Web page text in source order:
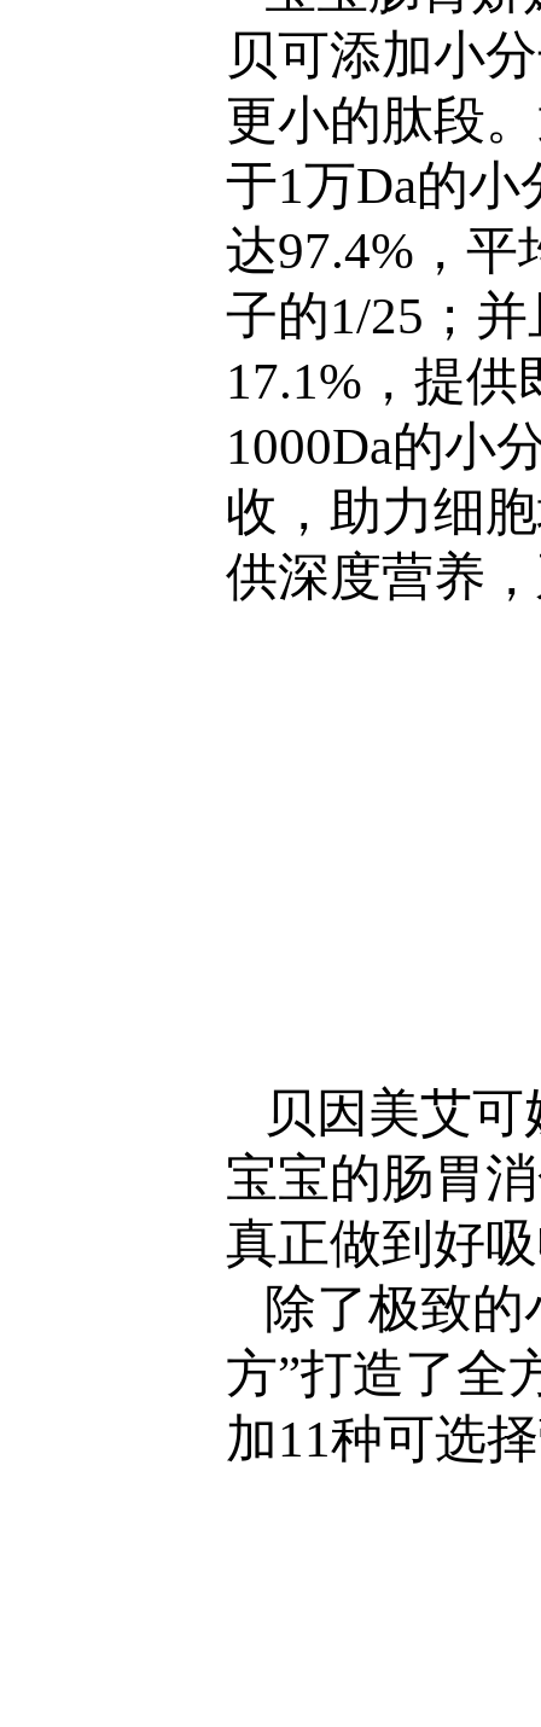
贝可添加小
更小的肽段
于1万Da的小
达97.4%，平
子的1/25；
17.1%，提
1000Da的小
收，助力细
供深度营养
贝因美艾
宝宝的肠胃
真正做到好
除了极致
方”打造了全
加11种可选